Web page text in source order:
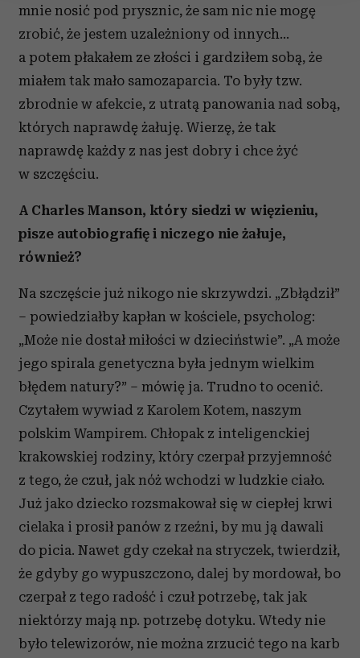
Wykorzystujemy pliki cookie do spersonalizowania treści
i reklam, aby oferować funkcje społecznościowe i
analizować ruch w naszej witrynie. Informacje o tym, jak
korzystasz z naszej witryny, udostępniamy partnerom
społecznościowym, reklamowym i analitycznym.
Partnerzy mogą połączyć te informacje z innymi danymi
otrzymanymi od Ciebie lub uzyskanymi podczas
korzystania z ich usług.
mnie nosić pod prysznic, że sam nic nie mogę
zrobić, że jestem uzależniony od innych…
a potem płakałem ze złości i gardziłem sobą, że
miałem tak mało samozaparcia. To były tzw.
zbrodnie w afekcie, z utratą panowania nad sobą,
których naprawdę żałuję. Wierzę, że tak
naprawdę każdy z nas jest dobry i chce żyć
w szczęściu.
A Charles Manson, który siedzi w więzieniu,
pisze autobiografię i niczego nie żałuje,
również?
Na szczęście już nikogo nie skrzywdzi. „Zbłądził”
– powiedziałby kapłan w kościele, psycholog:
„Może nie dostał miłości w dzieciństwie”. „A może
jego spirala genetyczna była jednym wielkim
błędem natury?” – mówię ja. Trudno to ocenić.
Czytałem wywiad z Karolem Kotem, naszym
polskim Wampirem. Chłopak z inteligenckiej
krakowskiej rodziny, który czerpał przyjemność
z tego, że czuł, jak nóż wchodzi w ludzkie ciało.
Już jako dziecko rozsmakował się w ciepłej krwi
cielaka i prosił panów z rzeźni, by mu ją dawali
do picia. Nawet gdy czekał na stryczek, twierdził,
że gdyby go wypuszczono, dalej by mordował, bo
czerpał z tego radość i czuł potrzebę, tak jak
niektórzy mają np. potrzebę dotyku. Wtedy nie
było telewizorów, nie można zrzucić tego na karb